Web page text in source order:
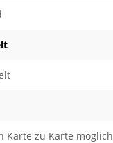
Karte zu Karte möglich